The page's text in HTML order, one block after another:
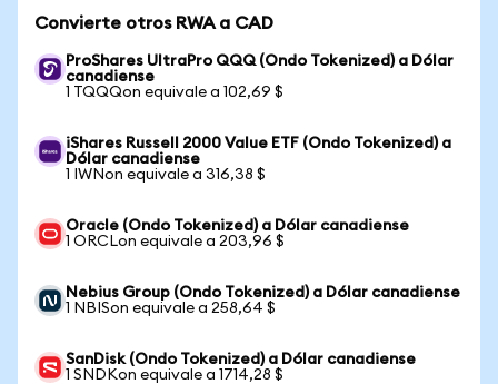
Convierte otros RWA a CAD
ProShares UltraPro QQQ (Ondo Tokenized) a Dólar
canadiense
1 TQQQon equivale a 102,69 $
iShares Russell 2000 Value ETF (Ondo Tokenized) a
Dólar canadiense
1 IWNon equivale a 316,38 $
Oracle (Ondo Tokenized) a Dólar canadiense
1 ORCLon equivale a 203,96 $
Nebius Group (Ondo Tokenized) a Dólar canadiense
1 NBISon equivale a 258,64 $
SanDisk (Ondo Tokenized) a Dólar canadiense
1 SNDKon equivale a 1714,28 $